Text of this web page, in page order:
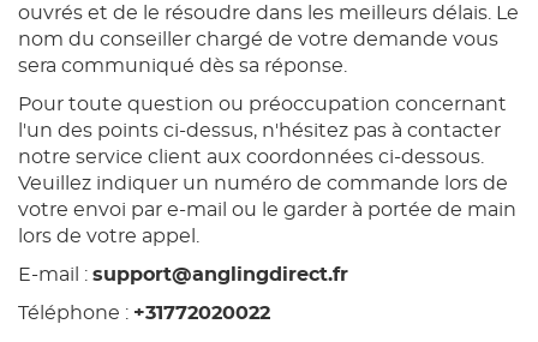
ouvrés et de le résoudre dans les meilleurs délais. Le
nom du conseiller chargé de votre demande vous
sera communiqué dès sa réponse.
Pour toute question ou préoccupation concernant
l'un des points ci-dessus, n'hésitez pas à contacter
notre service client aux coordonnées ci-dessous.
Veuillez indiquer un numéro de commande lors de
votre envoi par e-mail ou le garder à portée de main
lors de votre appel.
E-mail : support@anglingdirect.fr
Téléphone : +31772020022